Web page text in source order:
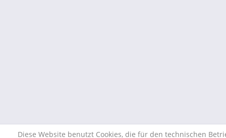
Diese Website benutzt Cookies, die für den technischen